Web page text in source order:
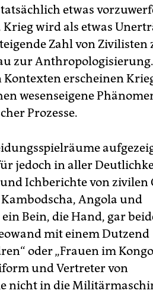
etwas
wird als etwas
Zahl von Zivilisten
zur Anthropologisierung.
erscheinen
wesenseigene
Prozesse.
jedoch in aller
Ichberichte von zivilen
Angola und
Bein, die Hand, gar
mit einem Dutzend
oder „Frauen im
und Vertreter von
nicht in die